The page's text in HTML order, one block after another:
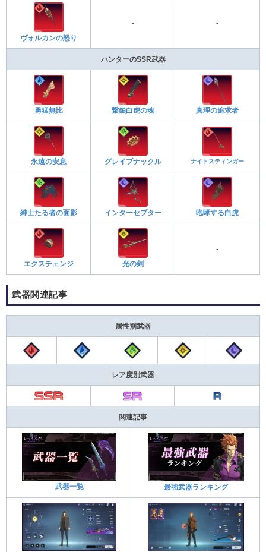
ヴォルカンの怒り
- -
ハンターのSSR武器
勇猛無比 繋鎖白虎の魂 真理の追求者
永遠の安息 グレイブナックル ナイトスティンガー
紳士たる者の面影 インターセプター 咆哮する白虎
エクスチェンジ 光の剣
-
武器関連記事
属性別武器
レア度別武器
関連記事
武器一覧 最強武器ランキング